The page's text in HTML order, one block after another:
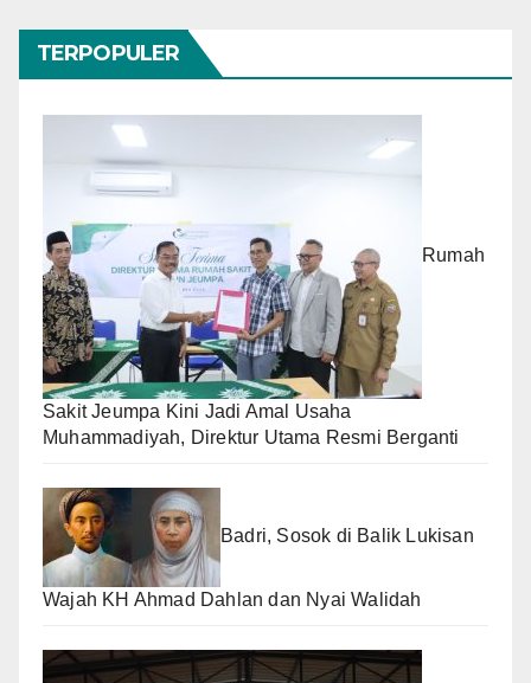
TERPOPULER
Rumah
Sakit Jeumpa Kini Jadi Amal Usaha
Muhammadiyah, Direktur Utama Resmi Berganti
Badri, Sosok di Balik Lukisan
Wajah KH Ahmad Dahlan dan Nyai Walidah